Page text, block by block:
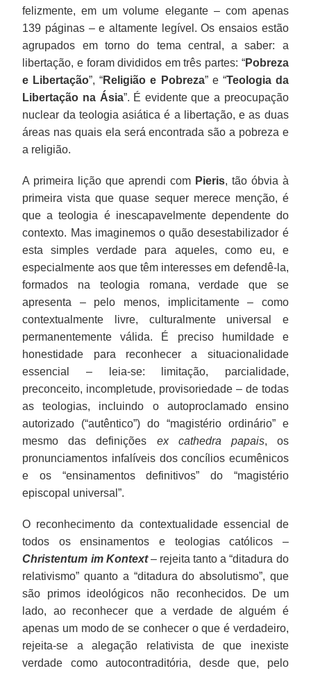
felizmente, em um volume elegante – com apenas
139 páginas – e altamente legível. Os ensaios estão
agrupados em torno do tema central, a saber: a
libertação, e foram divididos em três partes: “Pobreza
e Libertação”, “Religião e Pobreza” e “Teologia da
Libertação na Ásia”. É evidente que a preocupação
nuclear da teologia asiática é a libertação, e as duas
áreas nas quais ela será encontrada são a pobreza e
a religião.
A primeira lição que aprendi com Pieris, tão óbvia à
primeira vista que quase sequer merece menção, é
que a teologia é inescapavelmente dependente do
contexto. Mas imaginemos o quão desestabilizador é
esta simples verdade para aqueles, como eu, e
especialmente aos que têm interesses em defendê-la,
formados na teologia romana, verdade que se
apresenta – pelo menos, implicitamente – como
contextualmente livre, culturalmente universal e
permanentemente válida. É preciso humildade e
honestidade para reconhecer a situacionalidade
essencial – leia-se: limitação, parcialidade,
preconceito, incompletude, provisoriedade – de todas
as teologias, incluindo o autoproclamado ensino
autorizado (“autêntico”) do “magistério ordinário” e
mesmo das definições ex cathedra papais, os
pronunciamentos infalíveis dos concílios ecumênicos
e os “ensinamentos definitivos” do “magistério
episcopal universal”.
O reconhecimento da contextualidade essencial de
todos os ensinamentos e teologias católicos –
Christentum im Kontext– rejeita tanto a “ditadura do
relativismo” quanto a “ditadura do absolutismo”, que
são primos ideológicos não reconhecidos. De um
lado, ao reconhecer que a verdade de alguém é
apenas um modo de se conhecer o que é verdadeiro,
rejeita-se a alegação relativista de que inexiste
verdade como autocontraditória, desde que, pelo